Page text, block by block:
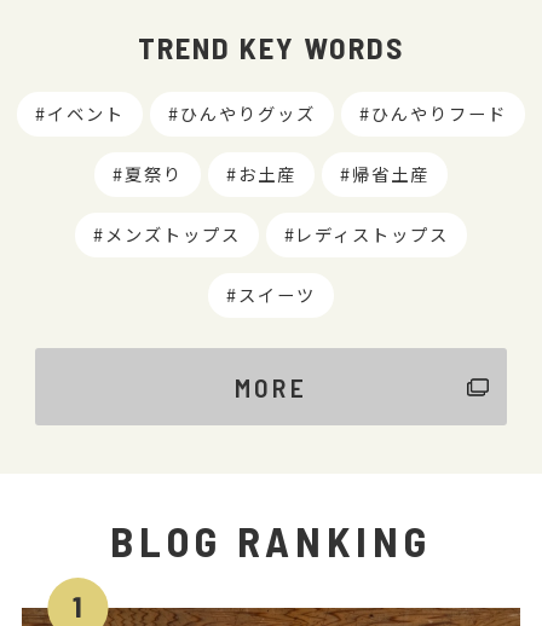
TREND KEY WORDS
イベント ひんやりグッズ ひんやりフード
夏祭り お土産 帰省土産
メンズトップス レディストップス
スイーツ
MORE
BLOG RANKING